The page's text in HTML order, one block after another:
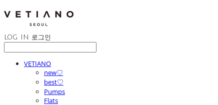
LOG IN 로그인
VETIANO
new♡
best♡
Pumps
Flats